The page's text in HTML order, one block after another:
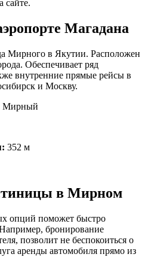
сайте.
Магадана
Мирного в Якутии. Расположен
Обеспечивает ряд
внутренние прямые рейсы в
и Москву.
Мирный
352 м
в Мирном
опций поможет быстро
бронирование
позволит не беспокоиться о
аренды автомобиля прямо из